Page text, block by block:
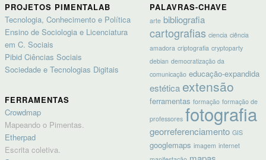
PROJETOS PIMENTALAB
Tecnologia, Conhecimento e Política
Ensino de Sociologia e Licenciatura
em C. Sociais
Pibid Ciências Sociais
Sociedade e Tecnologias Digitais
FERRAMENTAS
Crowdmap
Mapeando o Pimentas.
Etherpad
Escrita coletiva.
PALAVRAS-CHAVE
arte bibliografia
cartografias ciencia ciência
amadora criptografia cryptoparty
debian democratização da
comunicação educação-expandida
estética extensão
ferramentas formação formação de
professores fotografia
georreferenciamento GIS
googlemaps imagem internet